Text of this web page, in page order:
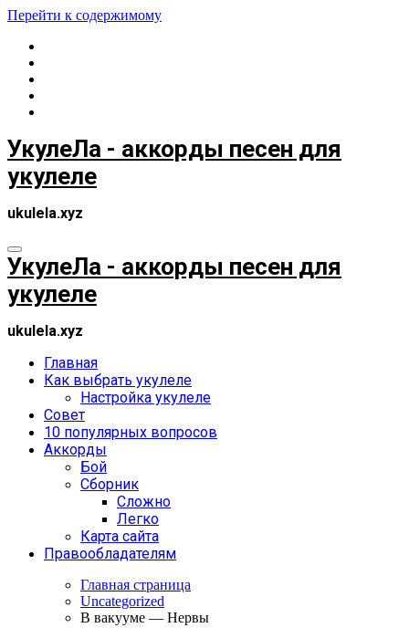
Перейти к содержимому
УкулеЛа - аккорды песен для
укулеле
ukulela.xyz
УкулеЛа - аккорды песен для
укулеле
ukulela.xyz
Главная
Как выбрать укулеле
Настройка укулеле
Совет
10 популярных вопросов
Аккорды
Бой
Сборник
Сложно
Легко
Карта сайта
Правообладателям
Главная страница
Uncategorized
В вакууме — Нервы